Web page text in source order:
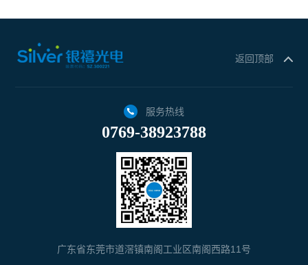
返回顶部
服务热线
0769-38923788
广东省东莞市道滘镇南阁工业区南阁西路11号